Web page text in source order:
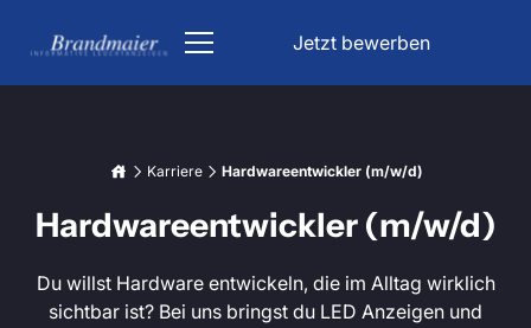
Jetzt bewerben
DFI Anzeiger
Bahn Anzeigetafel
Kirchenbeleuchtung
Parken & Verkehr
Parkhaus Schilder
Industrie
Karriere Hardwareentwickler (m/w/d)
Hardwareentwickler (m/w/d)
Du willst Hardware entwickeln, die im Alltag wirklich
sichtbar ist? Bei uns bringst du LED Anzeigen und